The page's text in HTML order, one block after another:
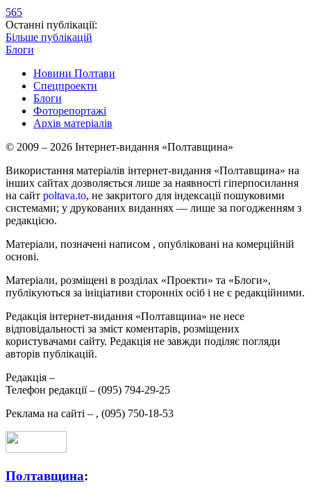
565
Останні публікації:
Більше публікацій
Блоги
Новини Полтави
Спецпроекти
Блоги
Фоторепортажі
Архів матеріалів
© 2009 – 2026 Інтернет-видання «Полтавщина»
Використання матеріалів інтернет-видання «Полтавщина» на
інших сайтах дозволяється лише за наявності гіперпосилання
на сайт poltava.to, не закритого для індексації пошуковими
системами; у друкованих виданнях — лише за погодженням з
редакцією.
Матеріали, позначені написом , опубліковані на комерційній
основі.
Матеріали, розміщені в розділах «Проекти» та «Блоги»,
публікуються за ініціативи сторонніх осіб і не є редакційними.
Редакція інтернет-видання «Полтавщина» не несе
відповідальності за зміст коментарів, розміщених
користувачами сайту. Редакція не завжди поділяє погляди
авторів публікацій.
Редакція –
Телефон редакції – (095) 794-29-25
Реклама на сайті – , (095) 750-18-53
Полтавщина: